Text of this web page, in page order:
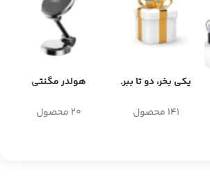
یکی بخر، دو تا ببر.
141 محصول
هولدر مگنتی
20 محصول